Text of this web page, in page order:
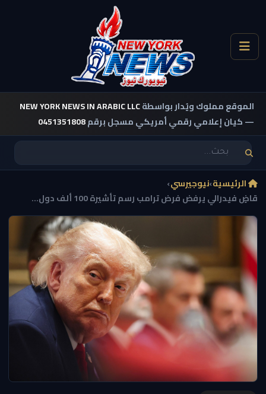
الموقع مملوك ويُدار بواسطةNEW YORK NEWS IN ARABIC LLC
— كيان إعلامي رقمي أمريكي مسجل برقم0451351808
الرئيسية›نيوجيرسي›
قاضٍ فيدرالي يرفض فرض ترامب رسم تأشيرة 100 ألف دول...